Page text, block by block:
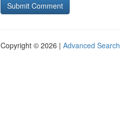
Copyright © 2026 | Advanced Search